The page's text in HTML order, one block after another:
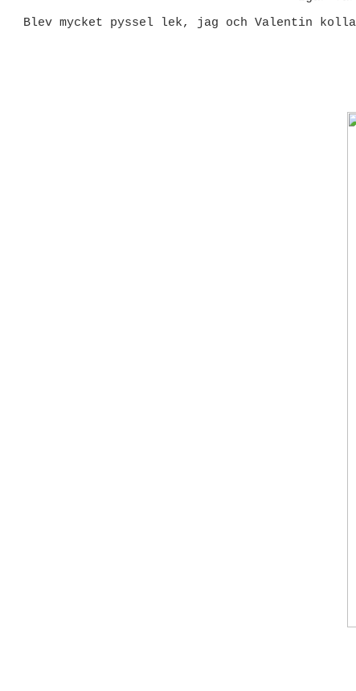
Blev mycket pyssel lek, jag och Valentin